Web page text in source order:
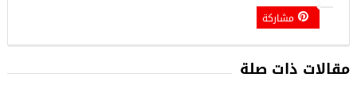
مشاركة
مقالات ذات صلة